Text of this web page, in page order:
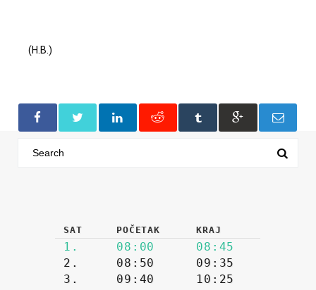
(H.B.)